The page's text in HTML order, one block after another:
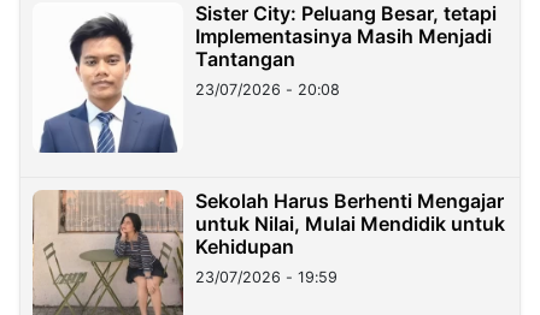
Sister City: Peluang Besar, tetapi
Implementasinya Masih Menjadi
Tantangan
23/07/2026 - 20:08
Sekolah Harus Berhenti Mengajar
untuk Nilai, Mulai Mendidik untuk
Kehidupan
23/07/2026 - 19:59